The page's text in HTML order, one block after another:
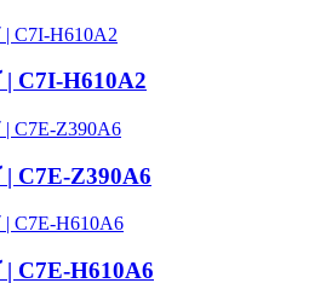
کامپیوتر توکار | C7I-H610A2
کامپیوتر توکار | C7E-Z390A6
کامپیوتر توکار | C7E-H610A6